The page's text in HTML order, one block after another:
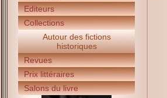
Editeurs
Collections
Autour des fictions
historiques
Revues
Prix littéraires
Salons du livre